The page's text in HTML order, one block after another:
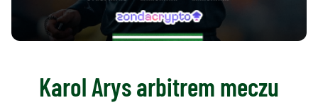
Karol Arys arbitrem meczu